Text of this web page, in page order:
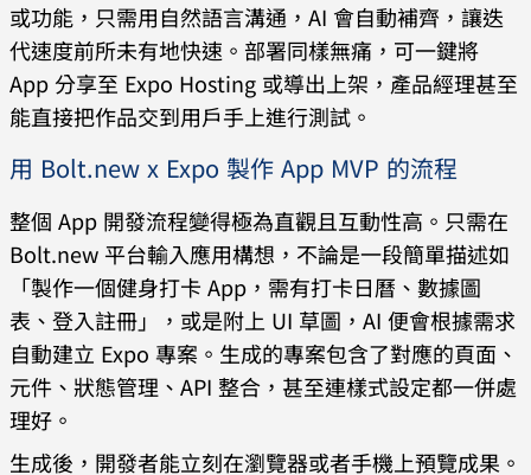
或功能，只需用自然語言溝通，AI 會自動補齊，讓迭
代速度前所未有地快速。部署同樣無痛，可一鍵將
App 分享至 Expo Hosting 或導出上架，產品經理甚至
能直接把作品交到用戶手上進行測試。
用 Bolt.new x Expo 製作 App MVP 的流程
整個 App 開發流程變得極為直觀且互動性高。只需在
Bolt.new 平台輸入應用構想，不論是一段簡單描述如
「製作一個健身打卡 App，需有打卡日曆、數據圖
表、登入註冊」，或是附上 UI 草圖，AI 便會根據需求
自動建立 Expo 專案。生成的專案包含了對應的頁面、
元件、狀態管理、API 整合，甚至連樣式設定都一併處
理好。
生成後，開發者能立刻在瀏覽器或者手機上預覽成果。